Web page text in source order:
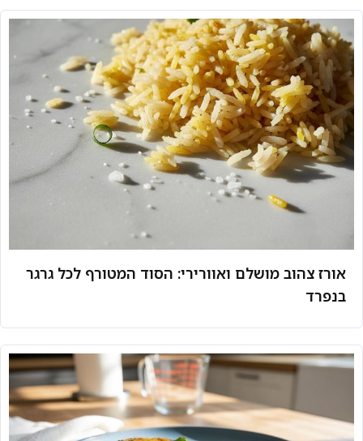
אורז צהוב מושלם ואוורירי: הסוד המטורף לכל גרגר
בנפרד